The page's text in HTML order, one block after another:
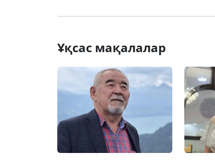
Ұқсас мақалалар